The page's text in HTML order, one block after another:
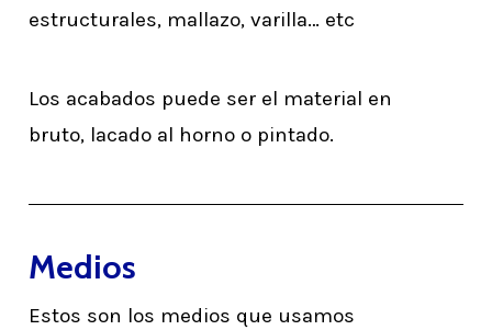
estructurales, mallazo, varilla… etc
Los acabados puede ser el material en
bruto, lacado al horno o pintado.
Medios
Estos son los medios que usamos